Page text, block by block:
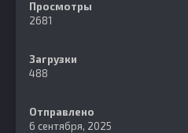
Просмотры
2681
Загрузки
488
Отправлено
6 сентября, 2025